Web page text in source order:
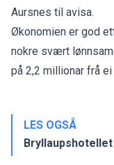
Aursnes til avisa.
Økonomien er god
nokre svært
på 2,2 millionar frå
LES OGSÅ